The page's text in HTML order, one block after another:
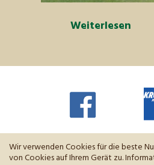
Weiterlesen
©2026 Hotel Scherer.MwSt-Nr. 02654970215
Wir verwenden Cookies für die beste
von Cookies auf Ihrem Gerät zu.